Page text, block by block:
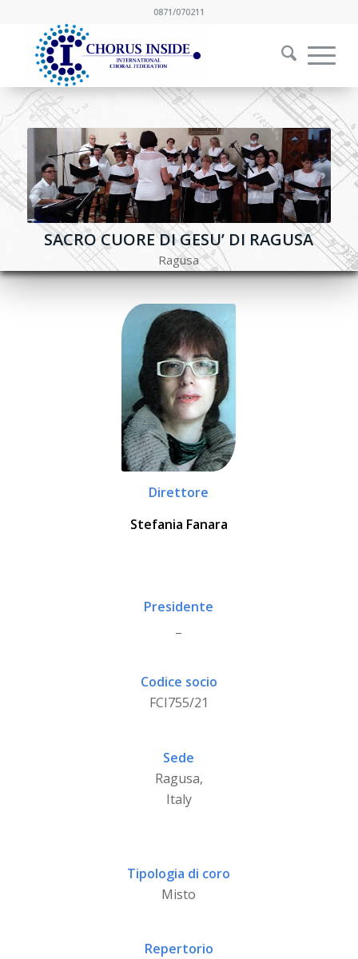
0871/070211
SACRO CUORE DI GESU’ DI RAGUSA
Ragusa
Direttore
Stefania Fanara
Presidente
Codice socio
FCI755/21
Sede
Ragusa,
Italy
Tipologia di coro
Misto
Repertorio